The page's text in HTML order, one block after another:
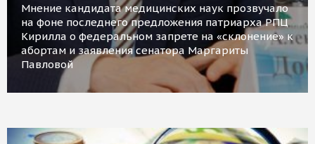
Мнение кандидата медицинских наук прозвучало
на фоне последнего предложения патриарха РПЦ
Кирилла о федеральном запрете на «склонение» к
абортам и заявления сенатора Маргариты
Павловой